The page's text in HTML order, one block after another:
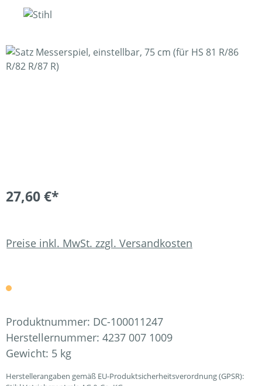
Bildergalerie überspringen
27,60 €*
Preise inkl. MwSt. zzgl. Versandkosten
Produktnummer: DC-100011247
Herstellernummer: 4237 007 1009
Gewicht: 5 kg
Herstellerangaben gemäß EU-Produktsicherheitsverordnung (GPSR):